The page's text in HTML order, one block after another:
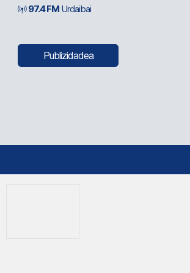
97.4 FM Urdaibai
Publizidadea